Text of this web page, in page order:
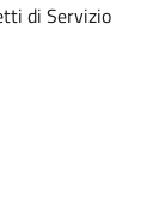
di Servizio